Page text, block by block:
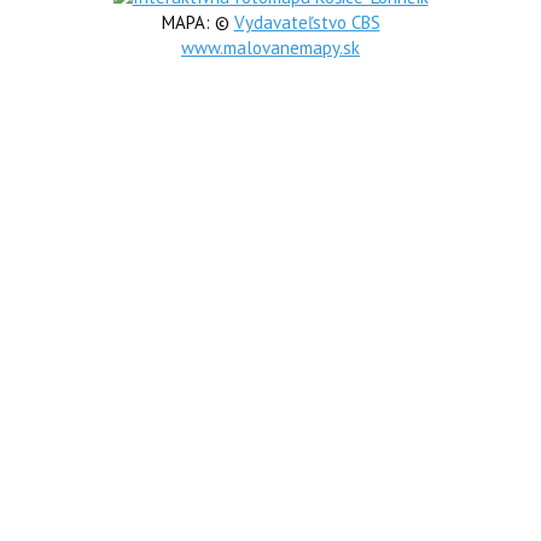
MAPA: © Vydavateľstvo CBS
www.malovanemapy.sk